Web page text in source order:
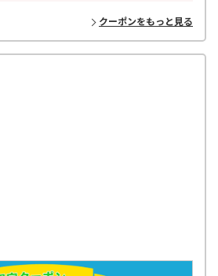
クーポンをもっと見る